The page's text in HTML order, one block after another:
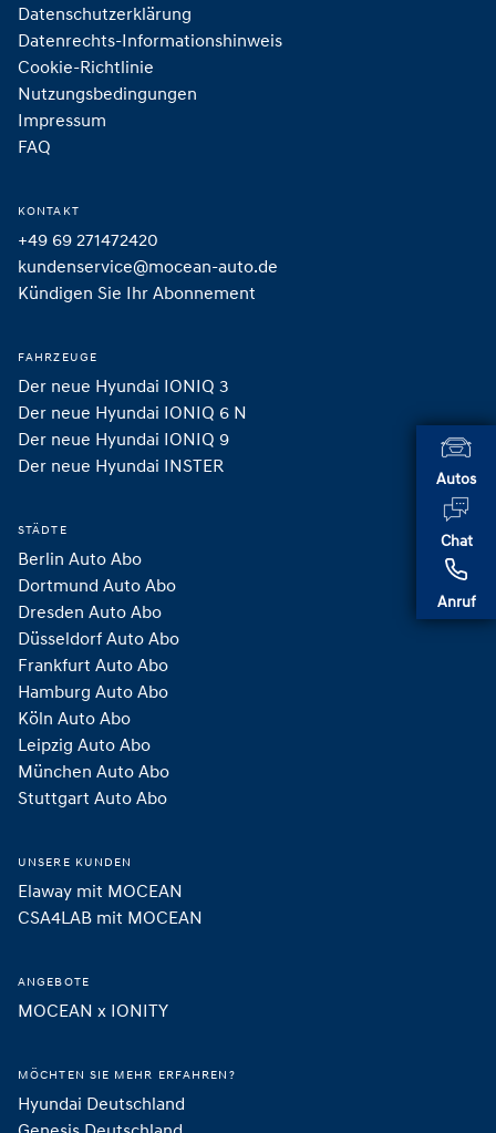
Autos
Chat
Anruf
Datenschutzerklärung
Datenrechts-Informationshinweis
Cookie-Richtlinie
Nutzungsbedingungen
Impressum
FAQ
KONTAKT
+49 69 271472420
kundenservice@mocean-auto.de
Kündigen Sie Ihr Abonnement
FAHRZEUGE
Der neue Hyundai IONIQ 3
Der neue Hyundai IONIQ 6 N
Der neue Hyundai IONIQ 9
Der neue Hyundai INSTER
STÄDTE
Berlin Auto Abo
Dortmund Auto Abo
Dresden Auto Abo
Düsseldorf Auto Abo
Frankfurt Auto Abo
Hamburg Auto Abo
Köln Auto Abo
Leipzig Auto Abo
München Auto Abo
Stuttgart Auto Abo
UNSERE KUNDEN
Elaway mit MOCEAN
CSA4LAB mit MOCEAN
ANGEBOTE
MOCEAN x IONITY
MÖCHTEN SIE MEHR ERFAHREN?
Hyundai Deutschland